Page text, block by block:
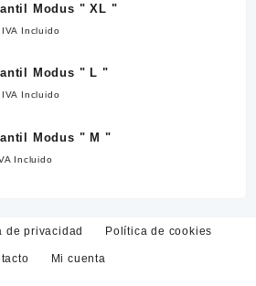
Modus " XL "
IVA Incluido
Modus " L "
IVA Incluido
Modus " M "
Incluido
de privacidad Política de cookies
Mi cuenta